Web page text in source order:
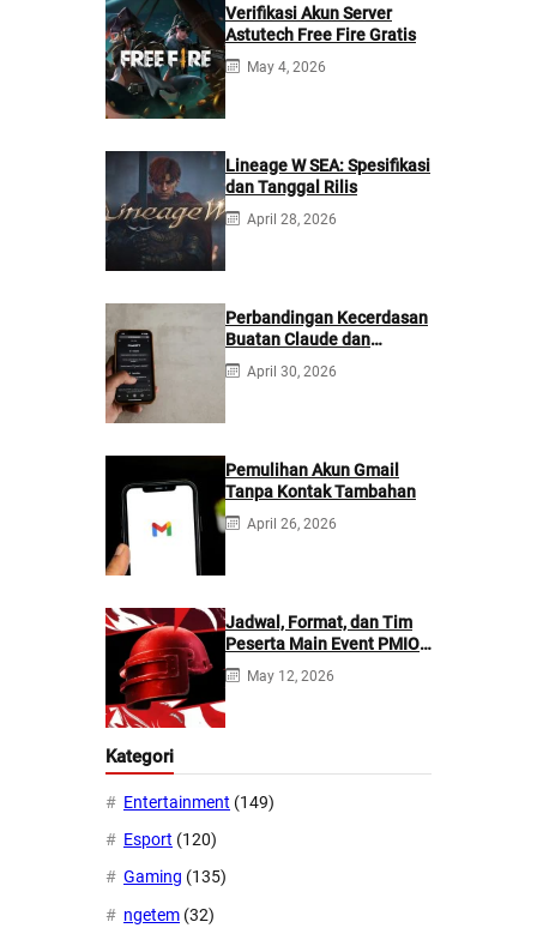
Verifikasi Akun Server
Astutech Free Fire Gratis
May 4, 2026
Lineage W SEA: Spesifikasi
dan Tanggal Rilis
April 28, 2026
Perbandingan Kecerdasan
Buatan Claude dan
ChatGPT: Mana yang
Lebih Baik?
April 30, 2026
Pemulihan Akun Gmail
Tanpa Kontak Tambahan
April 26, 2026
Jadwal, Format, dan Tim
Peserta Main Event PMIO
2026
May 12, 2026
Kategori
Entertainment (149)
Esport (120)
Gaming (135)
ngetem (32)